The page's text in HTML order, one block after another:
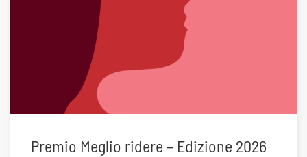
Premio Meglio ridere – Edizione 2026